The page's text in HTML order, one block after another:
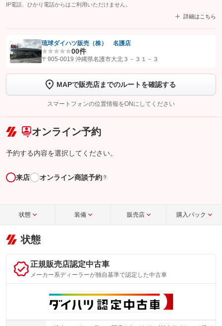
IP電話、ひかり電話からはご利用いただけません。
詳細はこちら
【STEP1】認証画面でグーネットを友だち追加してから「許可する」ボタンを押
トーク画面で
ボタンをタップして問い合わせを
完了してください。
こちら
琉球ダイハツ販売（株） 名護店
00件
〒905-0019 沖縄県名護市大北３－３１－３
MAPで販売店までのルートを確認する
スマートフォンの位置情報をONにしてください
オンライン予約
予約する内容を選択してください。
来店 オンライン商談予約 ?
状態 装備 販売店 購入パック
状態
正規販売店認定中古車
メーカー系ディーラーが独自基準で認定した中古車